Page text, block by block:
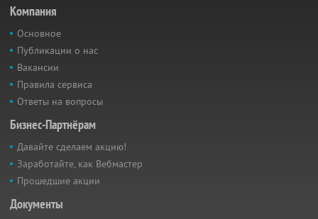
Компания
Основное
Публикации о нас
Вакансии
Правила сервиса
Ответы на вопросы
Бизнес-Партнёрам
Давайте сделаем акцию!
Заработайте, как Вебмастер
Прошедшие акции
Документы